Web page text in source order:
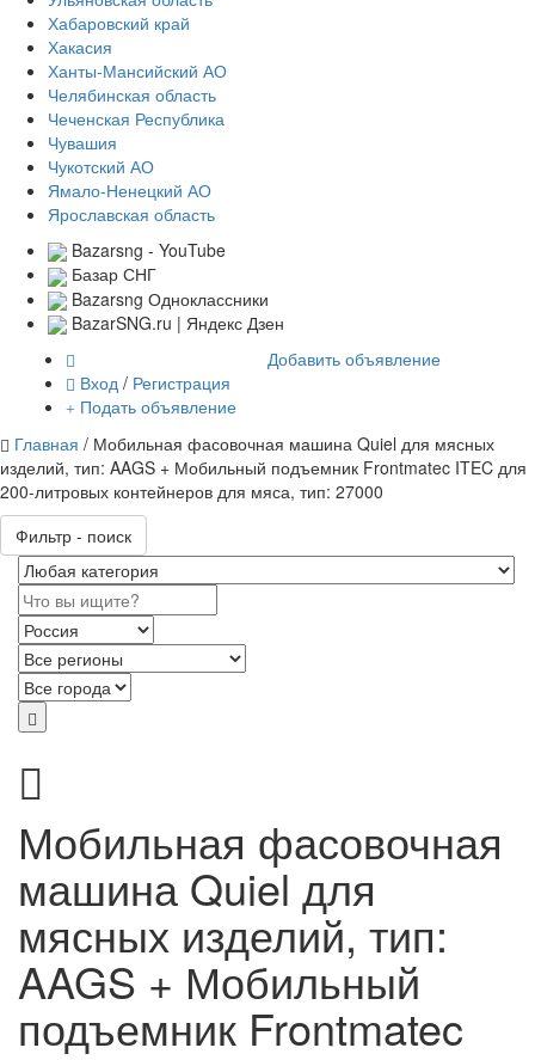
Хабаровский край
Хакасия
Ханты-Мансийский АО
Челябинская область
Чеченская Республика
Чувашия
Чукотский АО
Ямало-Ненецкий АО
Ярославская область
Bazarsng - YouTube
Базар СНГ
Bazarsng Одноклассники
BazarSNG.ru | Яндекс Дзен
Вход / Регистрация
Подать объявление
Добавить объявление
Главная / Мобильная фасовочная машина Quiel для мясных
изделий, тип: AAGS + Мобильный подъемник Frontmatec ITEC для
200-литровых контейнеров для мяса, тип: 27000
Фильтр - поиск
Мобильная фасовочная
машина Quiel для
мясных изделий, тип:
AAGS + Мобильный
подъемник Frontmatec